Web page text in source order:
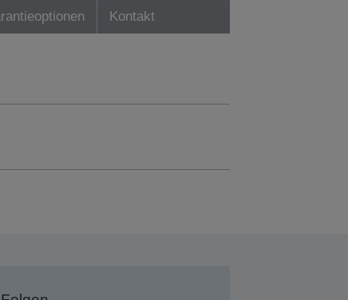
Kontakt